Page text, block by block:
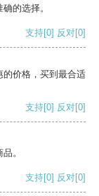
的选择。
支持[0] 反对[0]
的价格，买到最合适
支持[0] 反对[0]
。
支持[0] 反对[0]